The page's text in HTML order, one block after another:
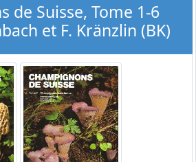
de Suisse, Tome 1-6
et F. Kränzlin (BK)